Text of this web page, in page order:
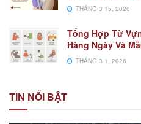
THÁNG 3 15, 2026
Tổng Hợp Từ
Hàng Ngày Và
THÁNG 3 1, 2026
TIN NỔI BẬT